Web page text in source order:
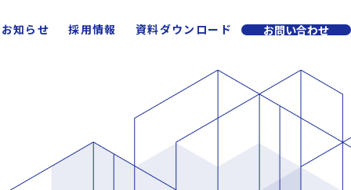
お知らせ 採用情報 資料ダウンロード お問い合わせ